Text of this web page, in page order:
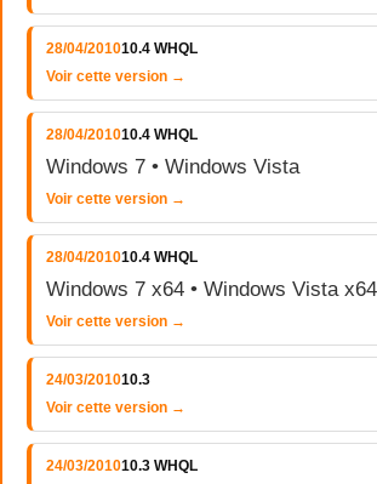
28/04/201010.4 WHQL
Voir cette version →
28/04/201010.4 WHQL
Windows 7 • Windows Vista
Voir cette version →
28/04/201010.4 WHQL
Windows 7 x64 • Windows Vista x64
Voir cette version →
24/03/201010.3
Voir cette version →
24/03/201010.3 WHQL